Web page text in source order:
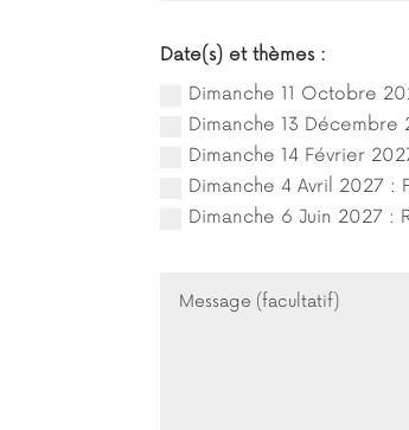
Date(s) et thèmes :
Dimanche 11 Octobre
Dimanche 13 Décembre
Dimanche 14 Février
Dimanche 4 Avril 2027 :
Dimanche 6 Juin 2027 :